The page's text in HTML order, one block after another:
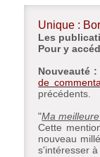
Unique :
Les
Pour y
Nouveauté :
de
précédents.
"Ma
Cette
nouveau
s'intéresser